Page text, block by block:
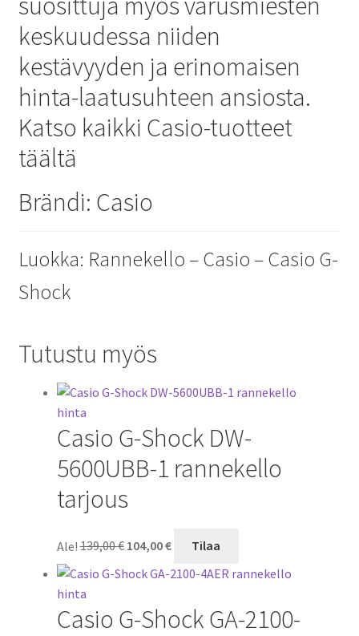
keskuudessa niiden
kestävyyden ja erinomaisen
hinta-laatusuhteen ansiosta.
Katso kaikki Casio-tuotteet
täältä
Brändi: Casio
Luokka: Rannekello – Casio – Casio G-
Shock
Tutustu myös
Casio G-Shock DW-
5600UBB-1 rannekello
tarjous
Ale!139,00€
hinta
oli:
104,00€
on:
Tilaa
Casio G-Shock GA-2100-